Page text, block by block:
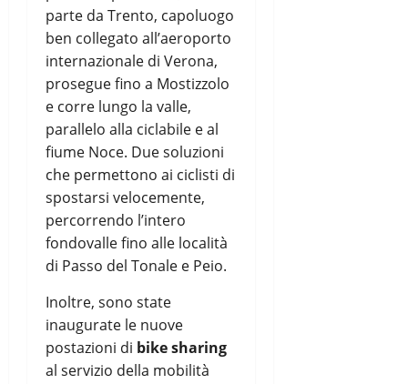
parte da Trento, capoluogo
ben collegato all’aeroporto
internazionale di Verona,
prosegue fino a Mostizzolo
e corre lungo la valle,
parallelo alla ciclabile e al
fiume Noce. Due soluzioni
che permettono ai ciclisti di
spostarsi velocemente,
percorrendo l’intero
fondovalle fino alle località
di Passo del Tonale e Peio.
Inoltre, sono state
inaugurate le nuove
postazioni di bike sharing
al servizio della mobilità